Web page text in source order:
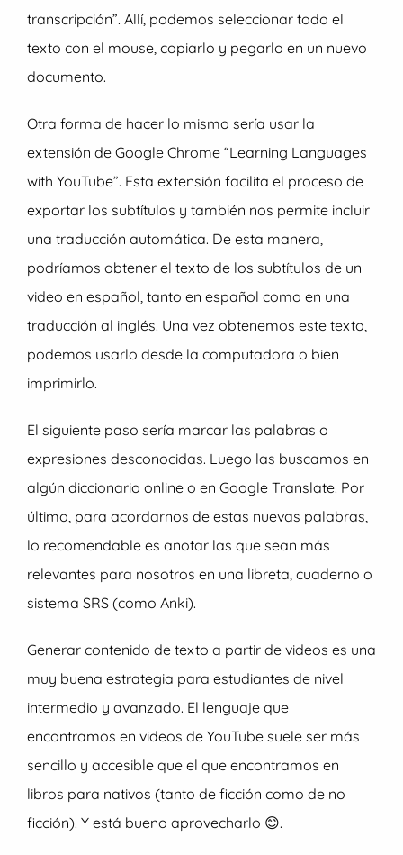
transcripción”. Allí, podemos seleccionar todo el
texto con el mouse, copiarlo y pegarlo en un nuevo
documento.
Otra forma de hacer lo mismo sería usar la
extensión de Google Chrome “Learning Languages
with YouTube”. Esta extensión facilita el proceso de
exportar los subtítulos y también nos permite incluir
una traducción automática. De esta manera,
podríamos obtener el texto de los subtítulos de un
video en español, tanto en español como en una
traducción al inglés. Una vez obtenemos este texto,
podemos usarlo desde la computadora o bien
imprimirlo.
El siguiente paso sería marcar las palabras o
expresiones desconocidas. Luego las buscamos en
algún diccionario online o en Google Translate. Por
último, para acordarnos de estas nuevas palabras,
lo recomendable es anotar las que sean más
relevantes para nosotros en una libreta, cuaderno o
sistema SRS (como Anki).
Generar contenido de texto a partir de videos es una
muy buena estrategia para estudiantes de nivel
intermedio y avanzado. El lenguaje que
encontramos en videos de YouTube suele ser más
sencillo y accesible que el que encontramos en
libros para nativos (tanto de ficción como de no
ficción). Y está bueno aprovecharlo 😊.